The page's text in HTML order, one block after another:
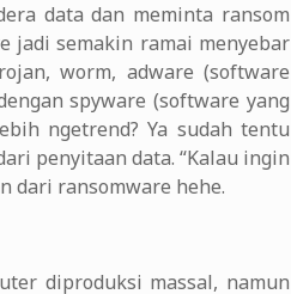
data dan meminta ransom
jadi semakin ramai menyebar
worm, adware (software
spyware (software yang
ngetrend? Ya sudah tentu
penyitaan data. “Kalau ingin
dari ransomware hehe.
diproduksi massal, namun